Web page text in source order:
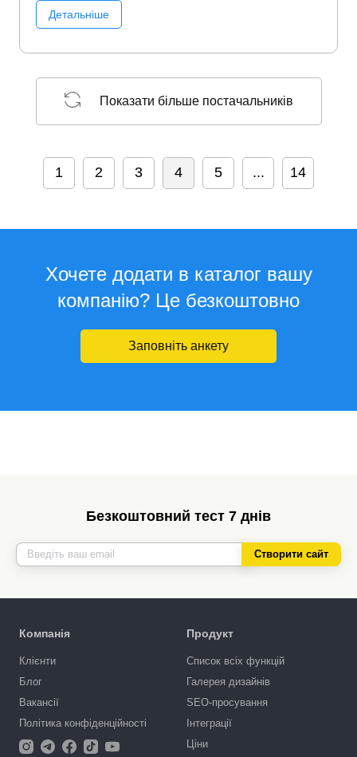
Детальніше
Показати більше постачальників
1 2 3 4 5 ... 14
Хочете додати в каталог вашу
компанію? Це безкоштовно
Заповніть анкету
Безкоштовний тест 7 днів
Створити сайт
Компанія
Клієнти
Блог
Вакансії
Політика конфіденційності
Продукт
Список всіх функцій
Галерея дизайнів
SEO-просування
Інтеграції
Ціни